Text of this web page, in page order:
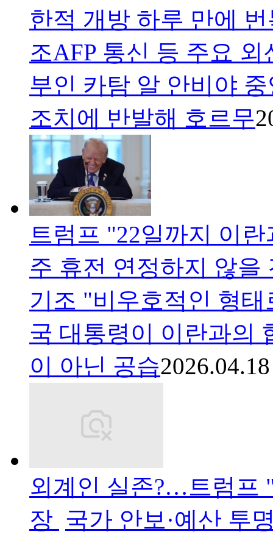
한적 개방 하루 만에
조AFP 통신 등 주요
부인 카탐 알 안비야
조치에 반발해 호르무
트럼프 "22일까지 이
주 휴전 연정하지 않을
기조 "비우호적인 형
국 대통령이 이란과의
이 아닌 공습
외계인 실존?…트럼프
장 국가 안보·예산 투